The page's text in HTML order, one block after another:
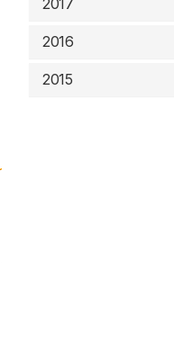
2017
2016
2015